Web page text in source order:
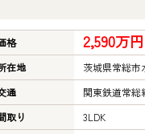
格 2,590万円
在地
茨城県常総市
通
関東鉄道常
取り
3LDK